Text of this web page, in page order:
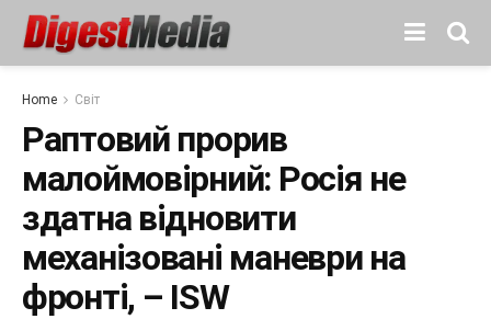
Home Світ
Раптовий прорив
малоймовірний: Росія не
здатна відновити
механізовані маневри на
фронті, – ISW